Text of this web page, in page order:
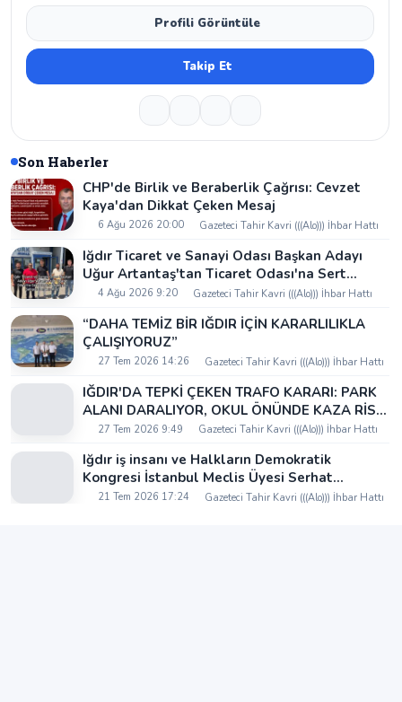
Profili Görüntüle
Takip Et
Son Haberler
CHP'de Birlik ve Beraberlik Çağrısı: Cevzet
Kaya'dan Dikkat Çeken Mesaj
6 Ağu 2026 20:00 Gazeteci Tahir Kavri (((Alo))) İhbar Hattı
Iğdır Ticaret ve Sanayi Odası Başkan Adayı
Uğur Artantaş'tan Ticaret Odası'na Sert
Eleştiri: "Nakliyeci Sahipsiz Bırakılamaz"
4 Ağu 2026 9:20 Gazeteci Tahir Kavri (((Alo))) İhbar Hattı
“DAHA TEMİZ BİR IĞDIR İÇİN KARARLILIKLA
ÇALIŞIYORUZ”
27 Tem 2026 14:26 Gazeteci Tahir Kavri (((Alo))) İhbar Hattı
IĞDIR'DA TEPKİ ÇEKEN TRAFO KARARI: PARK
ALANI DARALIYOR, OKUL ÖNÜNDE KAZA RİSKİ
İDDİASI VE IĞDIR VALİSİ NEREDE?
27 Tem 2026 9:49 Gazeteci Tahir Kavri (((Alo))) İhbar Hattı
Iğdır iş insanı ve Halkların Demokratik
Kongresi İstanbul Meclis Üyesi Serhat
Kaya’dan Iğdır Tanıtım Günleri’nde birlik ve
21 Tem 2026 17:24 Gazeteci Tahir Kavri (((Alo))) İhbar Hattı